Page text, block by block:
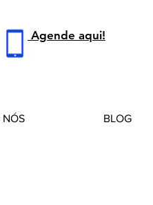
Agende aqui!
NÓS BLOG